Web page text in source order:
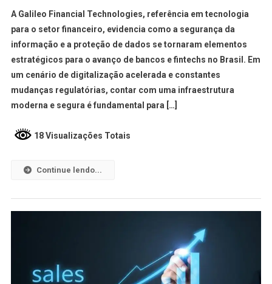
A Galileo Financial Technologies, referência em tecnologia
para o setor financeiro, evidencia como a segurança da
informação e a proteção de dados se tornaram elementos
estratégicos para o avanço de bancos e fintechs no Brasil. Em
um cenário de digitalização acelerada e constantes
mudanças regulatórias, contar com uma infraestrutura
moderna e segura é fundamental para […]
18 Visualizações Totais
Continue lendo...